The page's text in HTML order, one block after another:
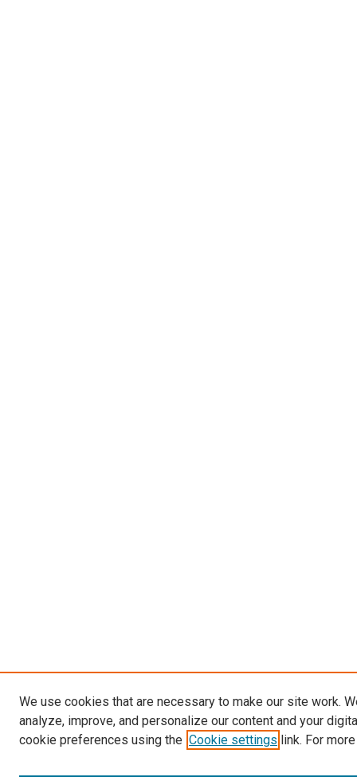
We use cookies that are necessary to make our site work.
analyze, improve, and personalize our content and your
cookie preferences using the Cookie settings link. For